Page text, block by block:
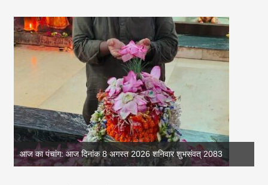
आज का पंचांग: आज दिनांक 8 अगस्त 2026 शनिवार शुभसंवत् 2083